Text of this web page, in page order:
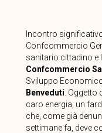
Incontro
Confcommercio
sanitario cittadino e
Confcommercio
Sviluppo
Benveduti .
caro energia, un
che, come già
settimane fa, deve